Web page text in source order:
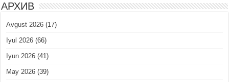
АРХИВ
Avgust 2026 (17)
Iyul 2026 (66)
Iyun 2026 (41)
May 2026 (39)